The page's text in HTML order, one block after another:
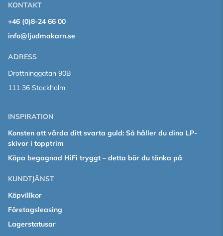
KONTAKT
+46 (0)8-24 66 00
info@ljudmakarn.se
ADRESS
Drottninggatan 90B
111 36 Stockholm
INSPIRATION
Konsten att vårda ditt svarta guld: Så håller du dina LP-
skivor i topptrim
Köpa begagnad HiFi tryggt – detta bör du tänka på
KUNDTJÄNST
Köpvillkor
Företagsleasing
Lagerstatusar